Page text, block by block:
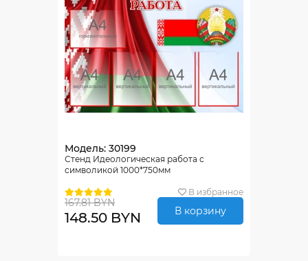
Модель: 30199
Стенд Идеологическая работа с
символикой 1000*750мм
В избранное
167.81 BYN
148.50 BYN В корзину